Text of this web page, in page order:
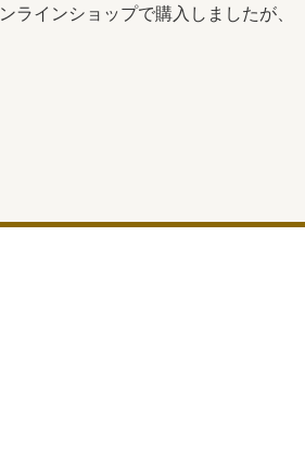
ラインショップで購入しましたが、